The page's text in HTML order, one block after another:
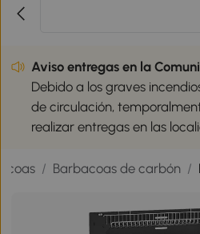
Aviso entregas en la
Debido a los graves
de circulación,
realizar entregas en las
/ Barbacoas de carbón /